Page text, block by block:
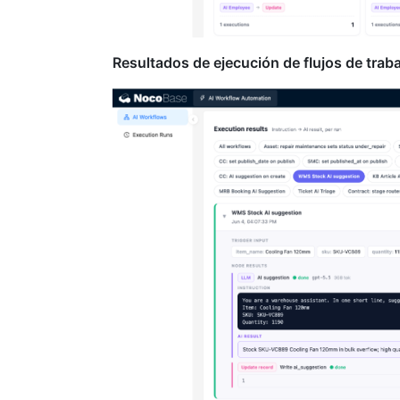
Resultados de ejecución de flujos de